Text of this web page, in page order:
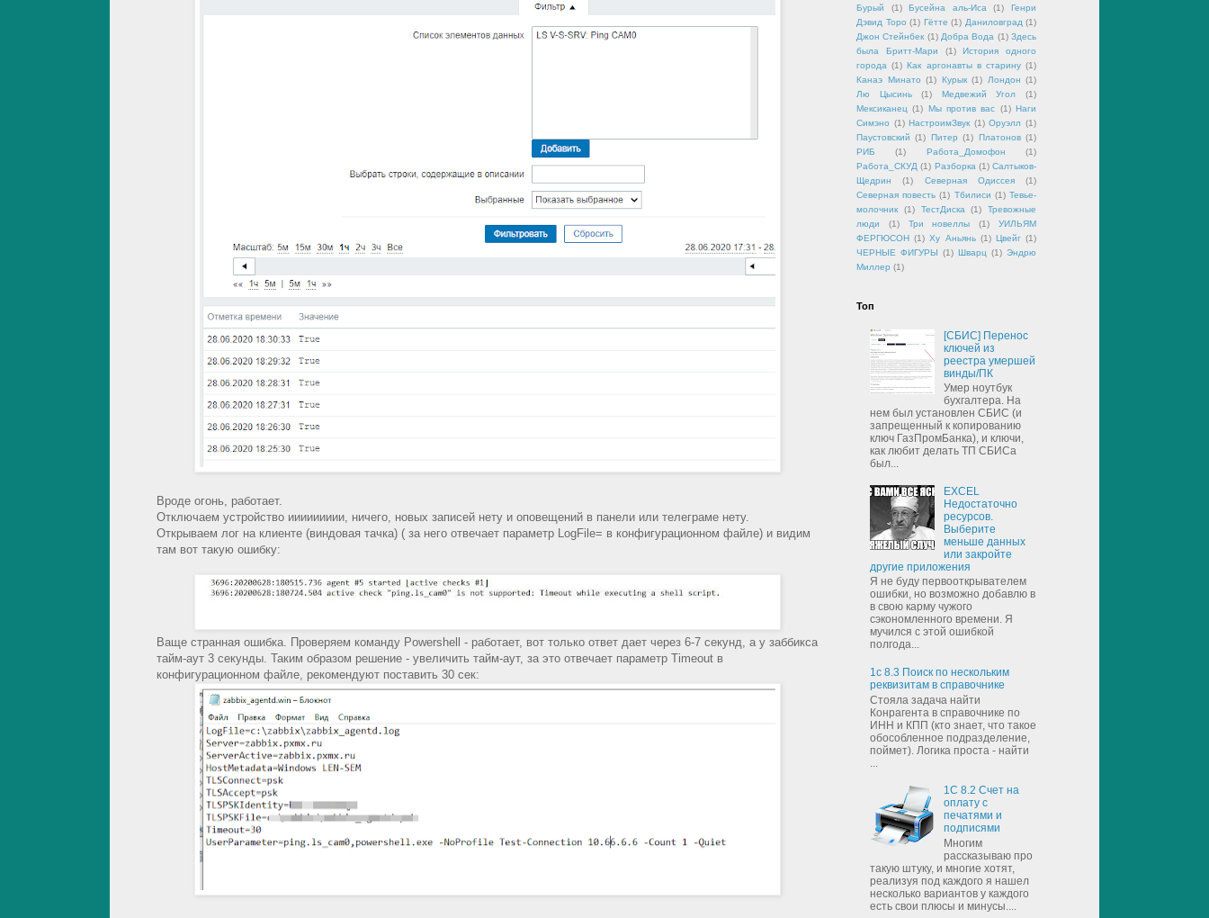
Вроде огонь, работает.
Отключаем устройство иииииииии, ничего, новых записей нету и оповещений в панели или телеграме нету.
Открываем лог на клиенте (виндовая тачка) ( за него отвечает параметр LogFile= в конфигурационном файле) и видим
там вот такую ошибку:
Ваще странная ошибка. Проверяем команду Powershell - работает, вот только ответ дает через 6-7 секунд, а у заббикса
тайм-аут 3 секунды. Таким образом решение - увеличить тайм-аут, за это отвечает параметр Timeout в
конфигурационном файле, рекомендуют поставить 30 сек:
Бурый
(1) Бусейна аль-Иса (1)
Генри
Дэвид Торо (1) Гётте (1) Даниловград (1)
Джон Стейнбек (1) Добра Вода (1) Здесь
была Бритт-Мари
(1)
История одного
города (1) Как аргонавты в старину (1)
Канаэ Минато (1) Курык (1) Лондон (1)
Лю Цысинь
(1) Медвежий Угол
(1)
Мексиканец (1) Мы против вас (1) Наги
Симэно (1) НастроимЗвук (1) Оруэлл (1)
Паустовский (1) Питер (1) Платонов (1)
РИБ
(1) Работа_Домофон
(1)
Работа_СКУД (1) Разборка (1) Салтыков-
Щедрин
(1) Северная Одиссея
(1)
Северная повесть (1) Тбилиси (1) Тевье-
молочник
(1) ТестДиска (1)
Тревожные
люди
(1) Три новеллы (1)
УИЛЬЯМ
ФЕРГЮСОН (1) Ху Аньянь (1) Цвейг (1)
ЧЕРНЫЕ ФИГУРЫ
(1) Шварц (1) Эндрю
Миллер (1)
Топ
[СБИС] Перенос
ключей из
реестра умершей
винды/ПК
Умер ноутбук
бухгалтера. На
нем был установлен СБИС (и
запрещенный к копированию
ключ ГазПромБанка), и ключи,
как любит делать ТП СБИСа
был...
EXCEL
Недостаточно
ресурсов.
Выберите
меньше данных
или закройте
другие приложения
Я не буду первооткрывателем
ошибки, но возможно добавлю в
в свою карму чужого
сэкономленного времени. Я
мучился с этой ошибкой
полгода...
1с 8.3 Поиск по нескольким
реквизитам в справочнике
Стояла задача найти
Конрагента в справочнике по
ИНН и КПП (кто знает, что такое
обособленное подразделение,
поймет). Логика проста - найти
1С 8.2 Счет на
оплату с
печатями и
подписями
Многим
рассказываю про
такую штуку, и многие хотят,
реализуя под каждого я нашел
несколько вариантов у каждого
есть свои плюсы и минусы....